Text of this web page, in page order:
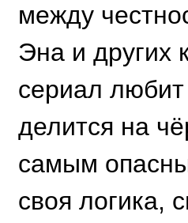
между
Эна и других
сериал любит
делится на
самым
своя логика,